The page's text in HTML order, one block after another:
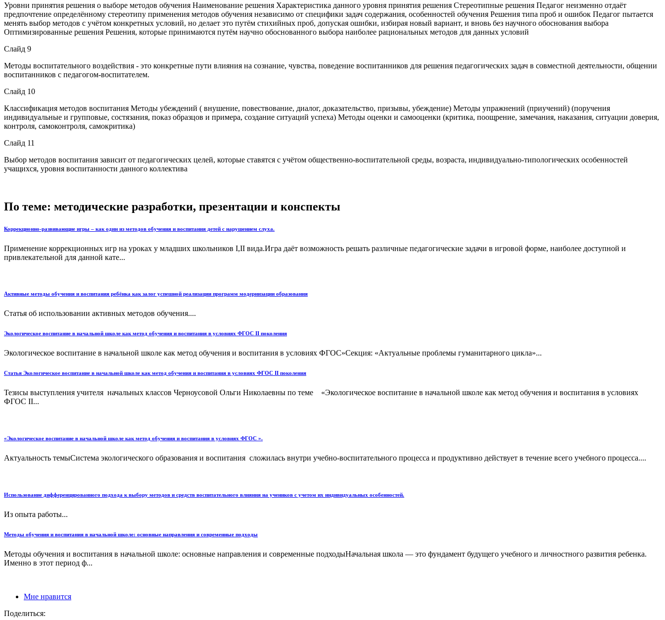
Уровни принятия решения о выборе методов обучения Наименование решения Характеристика данного уровня принятия решения Стереотипные решения Педагог неизменно отдаёт
предпочтение определённому стереотипу применения методов обучения независимо от специфики задач содержания, особенностей обучения Решения типа проб и ошибок Педагог пытается
менять выбор методов с учётом конкретных условий, но делает это путём стихийных проб, допуская ошибки, избирая новый вариант, и вновь без научного обоснования выбора
Оптимизированные решения Решения, которые принимаются путём научно обоснованного выбора наиболее рациональных методов для данных условий
Слайд 9
Методы воспитательного воздействия - это конкретные пути влияния на сознание, чувства, поведение воспитанников для решения педагогических задач в совместной деятельности, общении
воспитанников с педагогом-воспитателем.
Слайд 10
Классификация методов воспитания Методы убеждений ( внушение, повествование, диалог, доказательство, призывы, убеждение) Методы упражнений (приучений) (поручения
индивидуальные и групповые, состязания, показ образцов и примера, создание ситуаций успеха) Методы оценки и самооценки (критика, поощрение, замечания, наказания, ситуации доверия,
контроля, самоконтроля, самокритика)
Слайд 11
Выбор методов воспитания зависит от педагогических целей, которые ставятся с учётом общественно-воспитательной среды, возраста, индивидуально-типологических особенностей
учащихся, уровня воспитанности данного коллектива
По теме: методические разработки, презентации и конспекты
Коррекционно-развивающие игры – как один из методов обучения и воспитания детей с нарушением слуха.
Применение коррекционных игр на уроках у младших школьников I,II вида.Игра даёт возможность решать различные педагогические задачи в игровой форме, наиболее доступной и
привлекательной для данной кате...
Активные методы обучения и воспитания ребёнка как залог успешной реализации программ модернизации образования
Статья об использовании активных методов обучения....
Экологическое воспитание в начальной школе как метод обучения и воспитания в условиях ФГОС II поколения
Экологическое воспитание в начальной школе как метод обучения и воспитания в условиях ФГОС»Секция: «Актуальные проблемы гуманитарного цикла»...
Статья Экологическое воспитание в начальной школе как метод обучения и воспитания в условиях ФГОС II поколения
Тезисы выступления учителя начальных классов Черноусовой Ольги Николаевны по теме «Экологическое воспитание в начальной школе как метод обучения и воспитания в условиях
ФГОС II...
«Экологическое воспитание в начальной школе как метод обучения и воспитания в условиях ФГОС ».
Актуальность темыСистема экологического образования и воспитания сложилась внутри учебно-воспитательного процесса и продуктивно действует в течение всего учебного процесса....
Использование дифференцированного подхода к выбору методов и средств воспитательного влияния на учеников с учетом их индивидуальных особенностей.
Из опыта работы...
Методы обучения и воспитания в начальной школе: основные направления и современные подходы
Методы обучения и воспитания в начальной школе: основные направления и современные подходыНачальная школа — это фундамент будущего учебного и личностного развития ребенка.
Именно в этот период ф...
Мне нравится
Поделиться: